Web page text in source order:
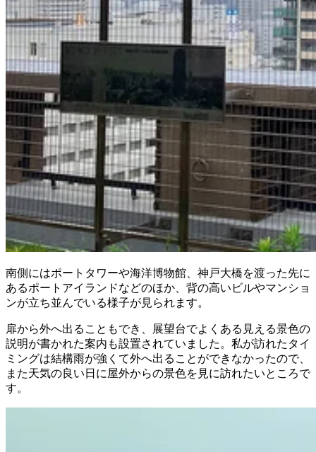
南側にはポートタワーや海洋博物館、神戸大橋を渡った先に
あるポートアイランドなどのほか、背の高いビルやマンショ
ンが立ち並んでいる様子が見られます。
扉から外へ出ることもでき、展望台でよくある見える景色の
説明が書かれた案内も設置されていました。私が訪れたタイ
ミングは結構雨が強くて外へ出ることができなかったので、
また天気の良い日に屋外からの景色を見に訪れたいところで
す。